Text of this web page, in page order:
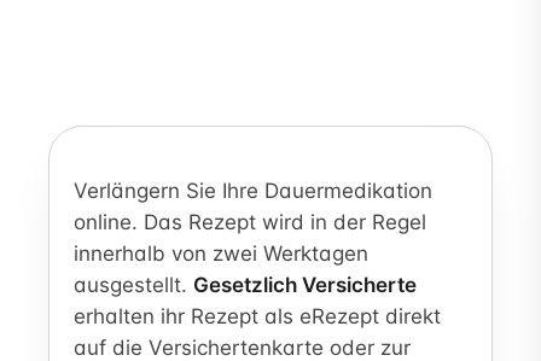
Verlängern Sie Ihre Dauermedikation
online. Das Rezept wird in der Regel
innerhalb von zwei Werktagen
ausgestellt. Gesetzlich Versicherte
erhalten ihr Rezept als eRezept direkt
auf die Versichertenkarte oder zur